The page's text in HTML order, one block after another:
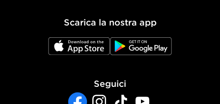
Impostazioni Cookie
Accessibilità
Scarica la nostra app
JD App Store JD Google Play
Seguici